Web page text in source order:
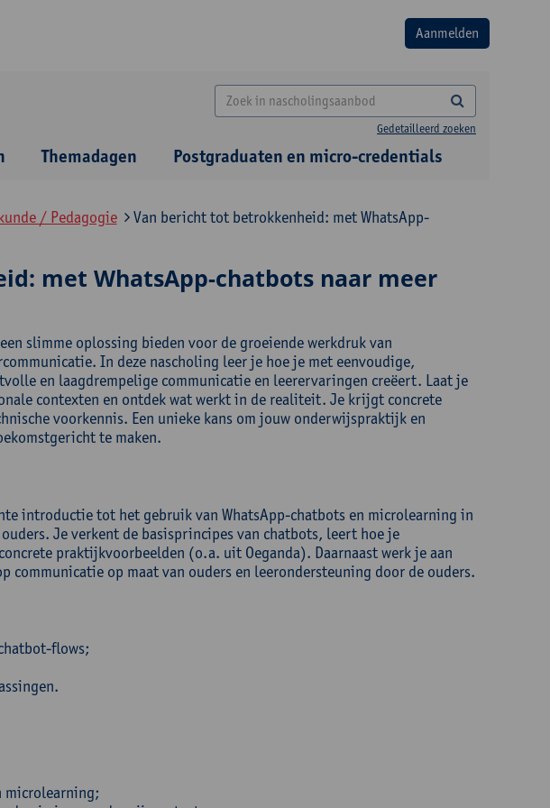
Gedetailleerd zoeken
Themadagen Postgraduaten en micro-credentials
/ Pedagogie
Van bericht tot betrokkenheid: met WhatsApp-
met WhatsApp-chatbots naar meer
slimme oplossing bieden voor de groeiende werkdruk van
In deze nascholing leer je hoe je met eenvoudige,
en laagdrempelige communicatie en leerervaringen creëert. Laat je
contexten en ontdek wat werkt in de realiteit. Je krijgt concrete
voorkennis. Een unieke kans om jouw onderwijspraktijk en
te maken.
introductie tot het gebruik van WhatsApp-chatbots en microlearning in
Je verkent de basisprincipes van chatbots, leert hoe je
praktijkvoorbeelden (o.a. uit Oeganda). Daarnaast werk je aan
op maat van ouders en leerondersteuning door de ouders.
flows;
microlearning;